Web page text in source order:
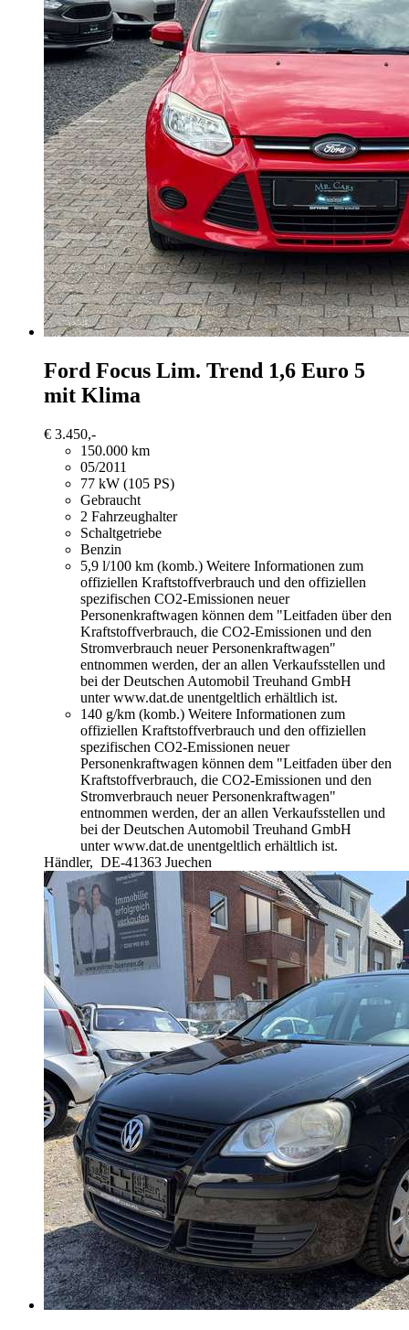
Ford Focus Lim. Trend 1,6 Euro 5
mit Klima
€ 3.450,-
150.000 km
05/2011
77 kW (105 PS)
Gebraucht
2 Fahrzeughalter
Schaltgetriebe
Benzin
5,9 l/100 km (komb.) Weitere Informationen zum
offiziellen Kraftstoffverbrauch und den offiziellen
spezifischen CO2-Emissionen neuer
Personenkraftwagen können dem "Leitfaden über den
Kraftstoffverbrauch, die CO2-Emissionen und den
Stromverbrauch neuer Personenkraftwagen"
entnommen werden, der an allen Verkaufsstellen und
bei der Deutschen Automobil Treuhand GmbH
unter www.dat.de unentgeltlich erhältlich ist.
140 g/km (komb.) Weitere Informationen zum
offiziellen Kraftstoffverbrauch und den offiziellen
spezifischen CO2-Emissionen neuer
Personenkraftwagen können dem "Leitfaden über den
Kraftstoffverbrauch, die CO2-Emissionen und den
Stromverbrauch neuer Personenkraftwagen"
entnommen werden, der an allen Verkaufsstellen und
bei der Deutschen Automobil Treuhand GmbH
unter www.dat.de unentgeltlich erhältlich ist.
Händler, DE-41363 Juechen